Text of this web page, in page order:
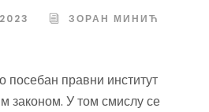
ЗОРАН МИНИЋ
посебан правни институт
законом. У том смислу се